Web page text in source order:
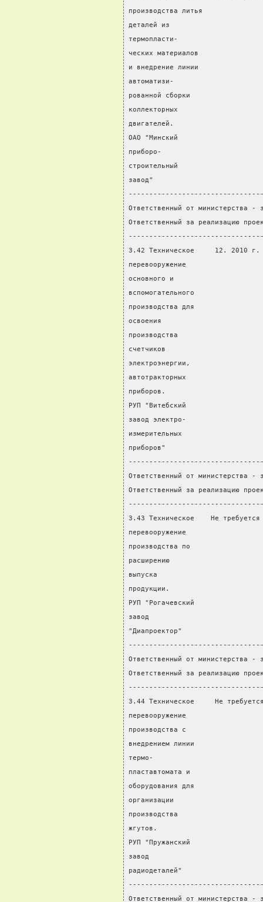
производства литья
деталей из
термопласти-
ческих материалов
и внедрение линии
автоматизи-
рованной сборки
коллекторных
двигателей.
ОАО "Минский
приборо-
строительный
завод"
Ответственный от министерства -
Ответственный за реализацию
3.42 Техническое     12.
перевооружение
основного и
вспомогательного
производства для
освоения
производства
счетчиков
электроэнергии,
автотракторных
приборов.
РУП "Витебский
завод электро-
измерительных
приборов"
Ответственный от министерства -
Ответственный за реализацию
3.43 Техническое    Не
перевооружение
производства по
расширению
выпуска
продукции.
РУП "Рогачевский
завод
"Диапроектор"
Ответственный от министерства -
Ответственный за реализацию
3.44 Техническое     Не
перевооружение
производства с
внедрением линии
термо-
пластавтомата и
оборудования для
организации
производства
жгутов.
РУП "Пружанский
завод
радиодеталей"
Ответственный от министерства -